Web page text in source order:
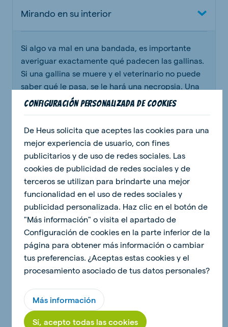
Mirando en su interior
Si algo va mal en una bandada, es importante
averiguar exactamente qué padecen las gallinas.
Si una gallina se muere y el veterinario no puede
saber qué le pasa, se le hará una necropsia. Una
necropsia es cuando el veterinario y el ganadero
obtener un diagnóstico (averiguar qué es lo que
está mal). Si se puede hacer el diagnóstico
correcto, entonces pueden decidir cuál es la
mejor manera de ayudar al resto de gallinas.
¿Quieres saber más?
Configuración personalizada de cookies
De Heus solicita que aceptes las cookies para una
mejor experiencia de usuario, con fines
publicitarios y de uso de redes sociales. Las
cookies de publicidad de redes sociales y de
terceros se utilizan para brindarte una mejor
funcionalidad en el uso de redes sociales y
publicidad personalizada. Haz clic en el botón de
"Más información" o visita el apartado de
Configuración de cookies en la parte inferior de la
página para obtener más información o cambiar
tus preferencias. ¿Aceptas estas cookies y el
procesamiento asociado de tus datos personales?
Más información
Sí, acepto todas las cookies